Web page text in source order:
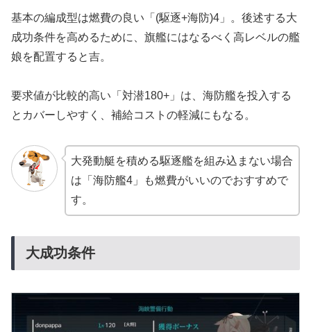
基本の編成型は燃費の良い「(駆逐+海防)4」。後述する大
成功条件を高めるために、旗艦にはなるべく高レベルの艦
娘を配置すると吉。
要求値が比較的高い「対潜180+」は、海防艦を投入する
とカバーしやすく、補給コストの軽減にもなる。
大発動艇を積める駆逐艦を組み込まない場合
は「海防艦4」も燃費がいいのでおすすめで
す。
大成功条件